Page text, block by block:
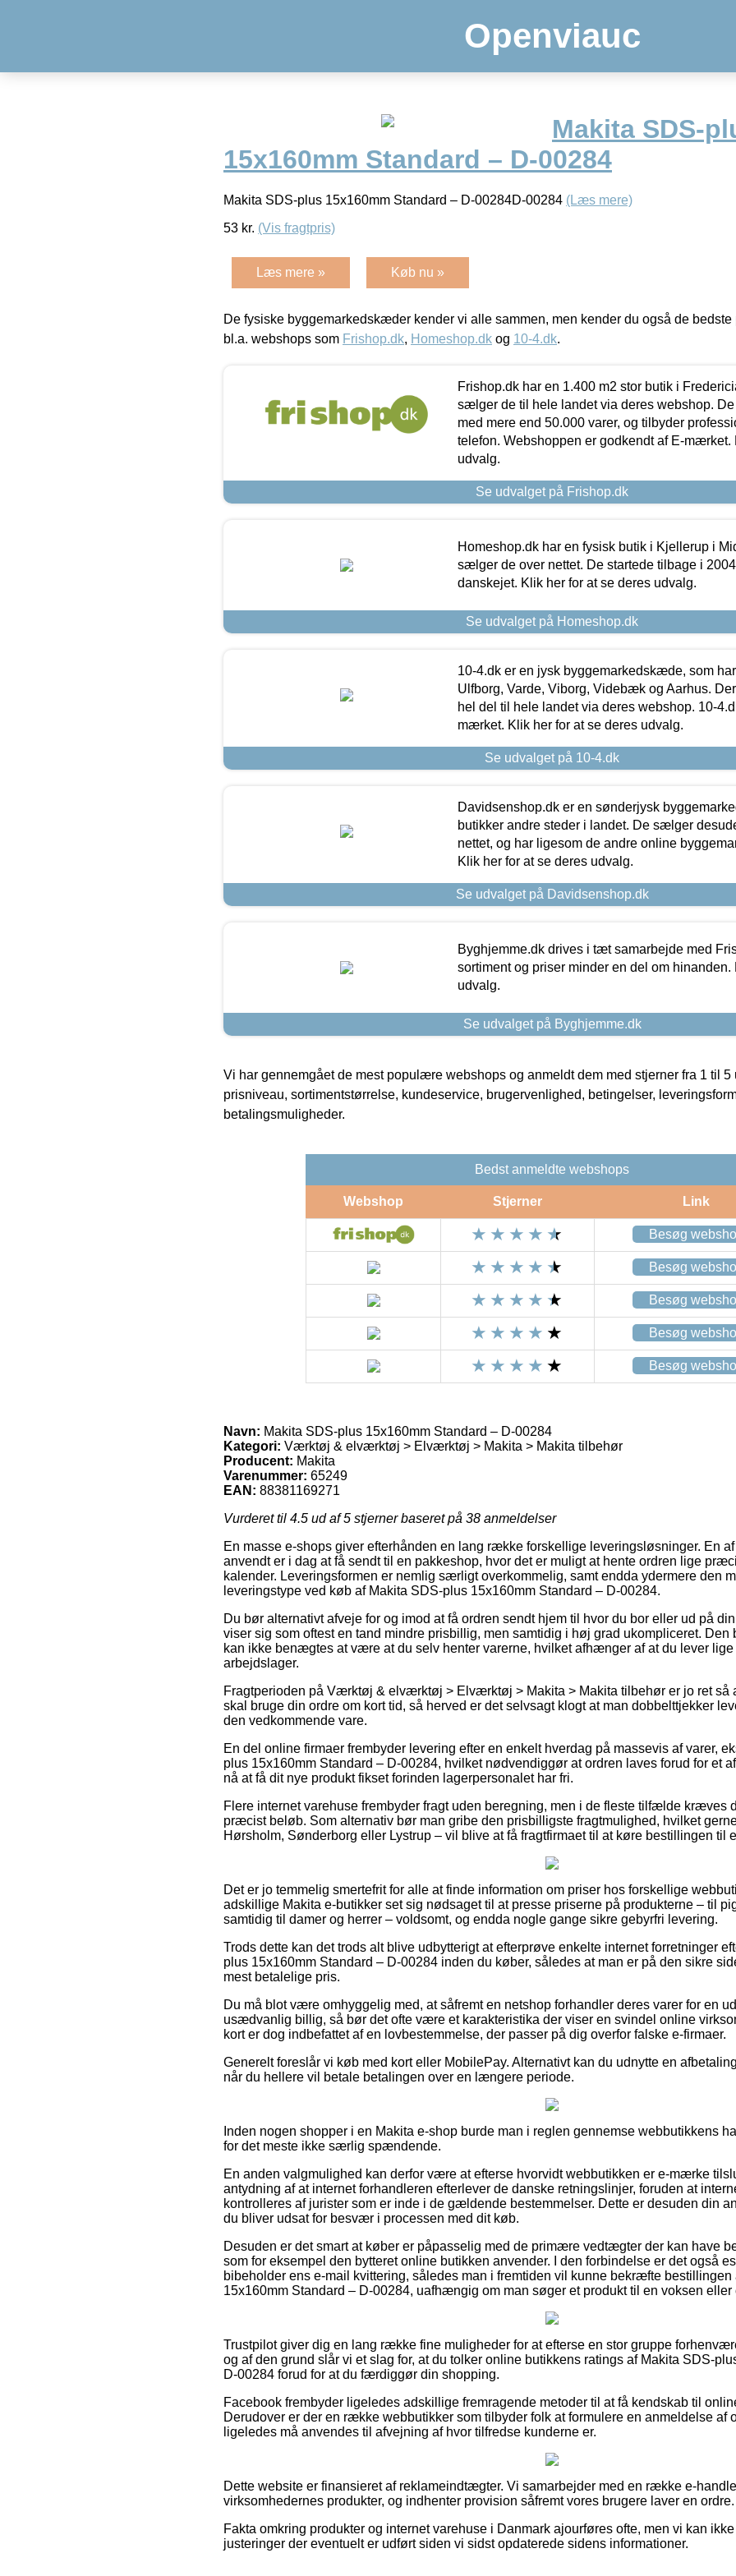
Openviauc
Makita SDS-
15x160mm Standard – D-00284
Makita SDS-plus 15x160mm Standard – D-00284D-00284 (Læs mere)
53 kr. (Vis fragtpris)
Læs mere » Køb nu »
De fysiske byggemarkedskæder kender vi alle sammen, men kender du også de bedste
bl.a. webshops som Frishop.dk, Homeshop.dk og 10-4.dk.
Frishop.dk har en 1.400 m2 stor butik i
sælger de til hele landet via deres webshop. De
med mere end 50.000 varer, og tilbyder
telefon. Webshoppen er godkendt af E-mærket.
udvalg.
Se udvalget på Frishop.dk
Homeshop.dk har en fysisk butik i Kjellerup i
sælger de over nettet. De startede tilbage i
danskejet. Klik her for at se deres udvalg.
Se udvalget på Homeshop.dk
10-4.dk er en jysk byggemarkedskæde, som
Ulfborg, Varde, Viborg, Videbæk og Aarhus.
hel del til hele landet via deres webshop. 10-
mærket. Klik her for at se deres udvalg.
Se udvalget på 10-4.dk
Davidsenshop.dk er en sønderjysk
butikker andre steder i landet. De sælger
nettet, og har ligesom de andre online
Klik her for at se deres udvalg.
Se udvalget på Davidsenshop.dk
Byghjemme.dk drives i tæt samarbejde med
sortiment og priser minder en del om hinanden.
udvalg.
Se udvalget på Byghjemme.dk
Vi har gennemgået de mest populære webshops og anmeldt dem med stjerner fra 1 til 5
prisniveau, sortimentstørrelse, kundeservice, brugervenlighed, betingelser,
betalingsmuligheder.
Bedst anmeldte webshops
Webshop Stjerner Link
Besøg
Besøg
Besøg
Besøg
Besøg
Navn: Makita SDS-plus 15x160mm Standard – D-00284
Kategori: Værktøj & elværktøj > Elværktøj > Makita > Makita tilbehør
Producent: Makita
Varenummer: 65249
EAN: 88381169271
Vurderet til 4.5 ud af 5 stjerner baseret på 38 anmeldelser
En masse e-shops giver efterhånden en lang række forskellige leveringsløsninger. En
anvendt er i dag at få sendt til en pakkeshop, hvor det er muligt at hente ordren lige
kalender. Leveringsformen er nemlig særligt overkommelig, samt endda ydermere den
leveringstype ved køb af Makita SDS-plus 15x160mm Standard – D-00284.
Du bør alternativt afveje for og imod at få ordren sendt hjem til hvor du bor eller ud på
viser sig som oftest en tand mindre prisbillig, men samtidig i høj grad ukompliceret. Den
kan ikke benægtes at være at du selv henter varerne, hvilket afhænger af at du lever
arbejdslager.
Fragtperioden på Værktøj & elværktøj > Elværktøj > Makita > Makita tilbehør er jo ret så
skal bruge din ordre om kort tid, så herved er det selvsagt klogt at man dobbelttjekker
den vedkommende vare.
En del online firmaer frembyder levering efter en enkelt hverdag på massevis af varer,
plus 15x160mm Standard – D-00284, hvilket nødvendiggør at ordren laves forud for et
nå at få dit nye produkt fikset forinden lagerpersonalet har fri.
Flere internet varehuse frembyder fragt uden beregning, men i de fleste tilfælde kræves
præcist beløb. Som alternativ bør man gribe den prisbilligste fragtmulighed, hvilket
Hørsholm, Sønderborg eller Lystrup – vil blive at få fragtfirmaet til at køre bestillingen til
Det er jo temmelig smertefrit for alle at finde information om priser hos forskellige
adskillige Makita e-butikker set sig nødsaget til at presse priserne på produkterne – til
samtidig til damer og herrer – voldsomt, og endda nogle gange sikre gebyrfri levering.
Trods dette kan det trods alt blive udbytterigt at efterprøve enkelte internet forretninger
plus 15x160mm Standard – D-00284 inden du køber, således at man er på den sikre
mest betalelige pris.
Du må blot være omhyggelig med, at såfremt en netshop forhandler deres varer for en
usædvanlig billig, så bør det ofte være et karakteristika der viser en svindel online
kort er dog indbefattet af en lovbestemmelse, der passer på dig overfor falske e-firmaer.
Generelt foreslår vi køb med kort eller MobilePay. Alternativt kan du udnytte en
når du hellere vil betale betalingen over en længere periode.
Inden nogen shopper i en Makita e-shop burde man i reglen gennemse webbutikkens
for det meste ikke særlig spændende.
En anden valgmulighed kan derfor være at efterse hvorvidt webbutikken er e-mærke
antydning af at internet forhandleren efterlever de danske retningslinjer, foruden at
kontrolleres af jurister som er inde i de gældende bestemmelser. Dette er desuden din
du bliver udsat for besvær i processen med dit køb.
Desuden er det smart at køber er påpasselig med de primære vedtægter der kan have
som for eksempel den bytteret online butikken anvender. I den forbindelse er det også
bibeholder ens e-mail kvittering, således man i fremtiden vil kunne bekræfte
15x160mm Standard – D-00284, uafhængig om man søger et produkt til en voksen eller
Trustpilot giver dig en lang række fine muligheder for at efterse en stor gruppe
og af den grund slår vi et slag for, at du tolker online butikkens ratings af Makita SDS-
D-00284 forud for at du færdiggør din shopping.
Facebook frembyder ligeledes adskillige fremragende metoder til at få kendskab til
Derudover er der en række webbutikker som tilbyder folk at formulere en anmeldelse af
ligeledes må anvendes til afvejning af hvor tilfredse kunderne er.
Dette website er finansieret af reklameindtægter. Vi samarbejder med en række e-
virksomhedernes produkter, og indhenter provision såfremt vores brugere laver en ordre.
Fakta omkring produkter og internet varehuse i Danmark ajourføres ofte, men vi kan
justeringer der eventuelt er udført siden vi sidst opdaterede sidens informationer.